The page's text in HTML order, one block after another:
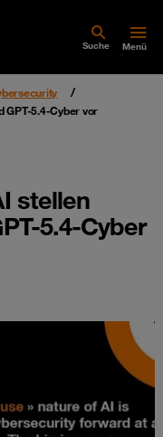
Suche Menü
GPT-5.4-Cyber vor
stellen
5.4-Cyber